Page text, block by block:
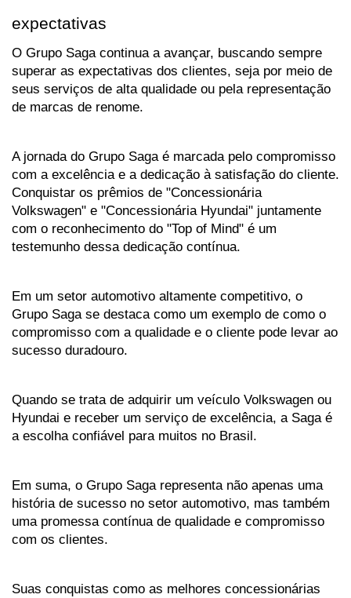
expectativas
O Grupo Saga continua a avançar, buscando sempre
superar as expectativas dos clientes, seja por meio de
seus serviços de alta qualidade ou pela representação
de marcas de renome.
A jornada do Grupo Saga é marcada pelo compromisso
com a excelência e a dedicação à satisfação do cliente.
Conquistar os prêmios de "Concessionária
Volkswagen" e "Concessionária Hyundai" juntamente
com o reconhecimento do "Top of Mind" é um
testemunho dessa dedicação contínua.
Em um setor automotivo altamente competitivo, o
Grupo Saga se destaca como um exemplo de como o
compromisso com a qualidade e o cliente pode levar ao
sucesso duradouro.
Quando se trata de adquirir um veículo Volkswagen ou
Hyundai e receber um serviço de excelência, a Saga é
a escolha confiável para muitos no Brasil.
Em suma, o Grupo Saga representa não apenas uma
história de sucesso no setor automotivo, mas também
uma promessa contínua de qualidade e compromisso
com os clientes.
Suas conquistas como as melhores concessionárias